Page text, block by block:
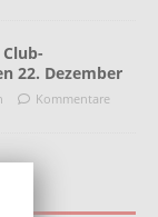
22. Dezember
Kommentare